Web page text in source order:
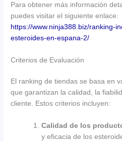
Para obtener más información
puedes visitar el siguiente enlace:
https://www.ninja388.biz/ranking-
esteroides-en-espana-2/
Criterios de Evaluación
El ranking de tiendas se basa en
que garantizan la calidad, la
cliente. Estos criterios incluyen:
Calidad de los
y eficacia de los